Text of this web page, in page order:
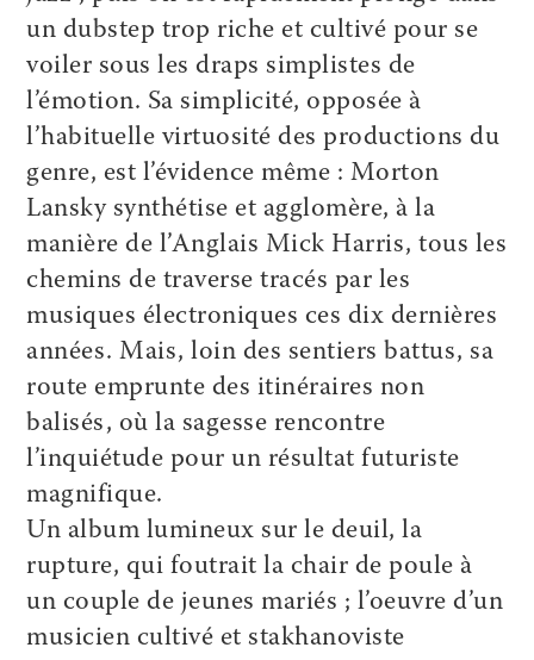
un dubstep trop riche et cultivé pour se
voiler sous les draps simplistes de
l’émotion. Sa simplicité, opposée à
l’habituelle virtuosité des productions du
genre, est l’évidence même : Morton
Lansky synthétise et agglomère, à la
manière de l’Anglais Mick Harris, tous les
chemins de traverse tracés par les
musiques électroniques ces dix dernières
années. Mais, loin des sentiers battus, sa
route emprunte des itinéraires non
balisés, où la sagesse rencontre
l’inquiétude pour un résultat futuriste
magnifique.
Un album lumineux sur le deuil, la
rupture, qui foutrait la chair de poule à
un couple de jeunes mariés ; l’oeuvre d’un
musicien cultivé et stakhanoviste